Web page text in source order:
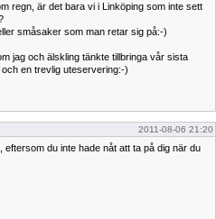
regn, är det bara vi i Linköping som inte sett
småsaker som man retar sig på:-)
jag och älskling tänkte tillbringa vår sista
en trevlig uteservering:-)
2011-08-06 21:20
eftersom du inte hade nåt att ta på dig när du